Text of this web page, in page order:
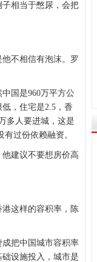
相当于憋尿，会把
不相信有泡沫。罗
国是960万平方公
，住宅是2.5，香
多人要进城，这是
过份依赖融资。
建议不要想房价高
这样的容积率，陈
把中国城市容积率
设施投入，城市是